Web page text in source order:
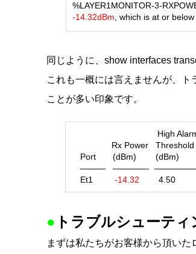
%LAYER1MONITOR-3-
-14.32dBm , which is at or
同じように、show interfaces
これも一概には言えませんが、
ことが多い印象です。
High Alarm High
Rx Power Threshold
Port (dBm) (dBm)
——— ————- —————
Et1 -14.32 4.50
● トラブルシューティ
まずは私たちがお客様から頂いた